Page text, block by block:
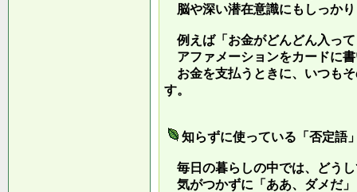
脳や深い潜在意識にもしっか
例えば「お金がどんどん入っ
アファメーションをカードに
お金を支払うときに、いつも
す。
知らずに使っている「否定語
毎日の暮らしの中では、どう
気がつかずに「ああ、ダメだ